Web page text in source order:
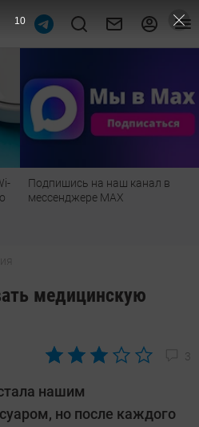
Подпишись на наш канал в
мессенджере МАХ
медицинскую
3
нашим
но после каждого
9